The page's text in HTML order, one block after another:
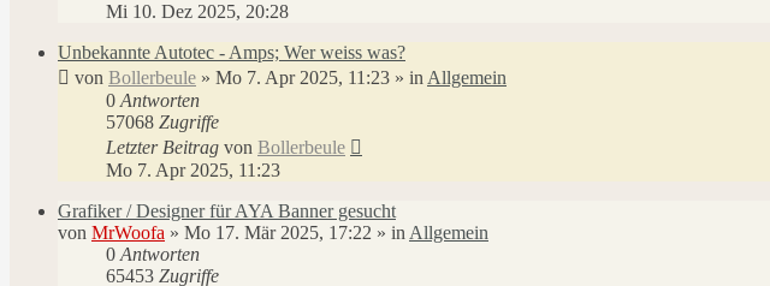
Mi 10. Dez 2025, 20:28
Unbekannte Autotec - Amps; Wer weiss was?
von Bollerbeule » Mo 7. Apr 2025, 11:23 » in Allgemein
0 Antworten
57068 Zugriffe
Letzter Beitrag von Bollerbeule
Mo 7. Apr 2025, 11:23
Grafiker / Designer für AYA Banner gesucht
von MrWoofa » Mo 17. Mär 2025, 17:22 » in Allgemein
0 Antworten
65453 Zugriffe